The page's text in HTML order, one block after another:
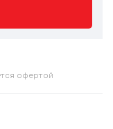
офертой